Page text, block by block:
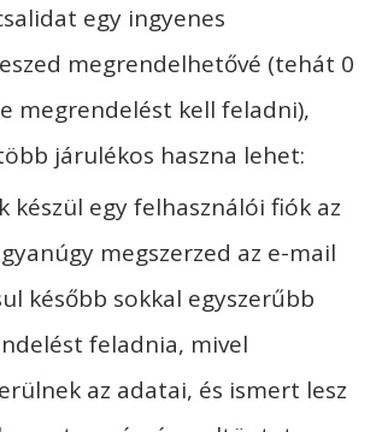
egy ingyenes
megrendelhetővé (tehát 0
megrendelést kell feladni),
járulékos haszna lehet:
készül egy felhasználói fiók az
megszerzed az e-mail
később sokkal egyszerűbb
feladnia, mivel
az adatai, és ismert lesz